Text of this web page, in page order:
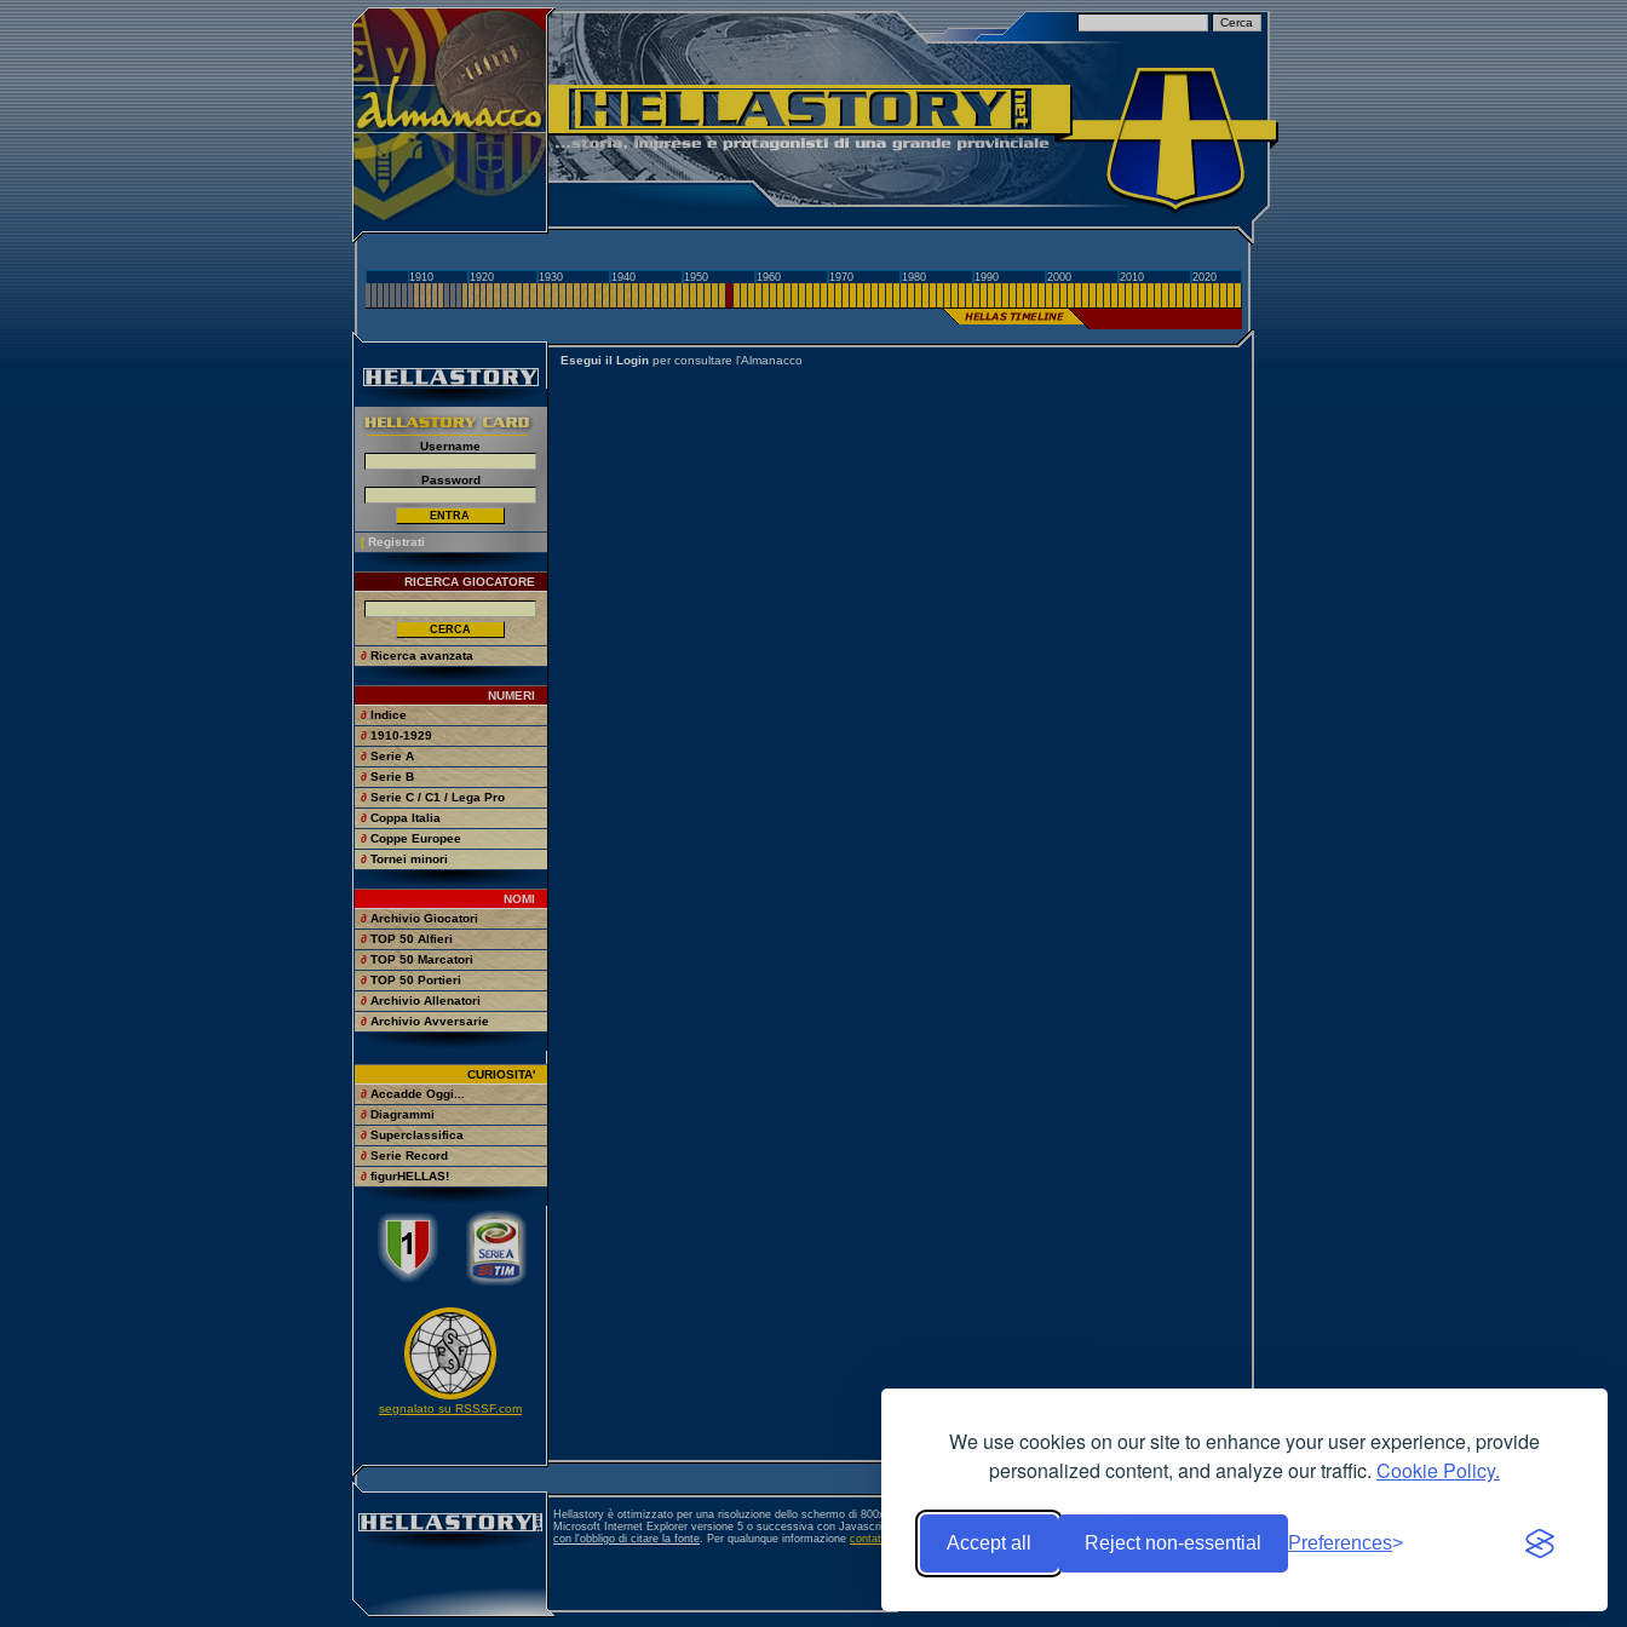
We use cookies on our site to enhance your user experience, provide
personalized content, and analyze our traffic. Cookie Policy.
Accept all Reject non-essential Preferences
1910 1920 1930 1940 1950 1960 1970 1980 1990 2000 2010 2020
Username
Password
[ Registrati
RICERCA GIOCATORE
∂ Ricerca avanzata
NUMERI
∂ Indice
∂ 1910-1929
∂ Serie A
∂ Serie B
∂ Serie C / C1 / Lega Pro
∂ Coppa Italia
∂ Coppe Europee
∂ Tornei minori
NOMI
∂ Archivio Giocatori
∂ TOP 50 Alfieri
∂ TOP 50 Marcatori
∂ TOP 50 Portieri
∂ Archivio Allenatori
∂ Archivio Avversarie
CURIOSITA'
∂ Accadde Oggi...
∂ Diagrammi
∂ Superclassifica
∂ Serie Record
∂ figurHELLAS!
segnalato su RSSSF.com
Esegui il Login per consultare l'Almanacco
Hellastory è ottimizzato per una risoluzione dello schermo di 800x600 pixel. Per una corretta visione si consiglia l'uso del browser
Microsoft Internet Explorer versione 5 o successiva con Javascript, Popup e Cookies abilitati. Ogni contenuto è liberamente riproducibile
con l'obbligo di citare la fonte. Per qualunque informazione contattateci